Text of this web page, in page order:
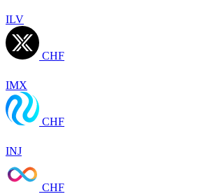
ILV
CHF
IMX
CHF
INJ
CHF